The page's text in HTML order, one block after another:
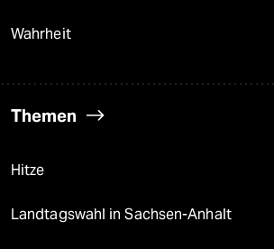
Wahrheit
Themen
Hitze
Landtagswahl in Sachsen-Anhalt